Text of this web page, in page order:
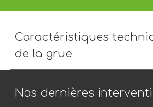
Caractéristiques
de la grue
Nos dernières